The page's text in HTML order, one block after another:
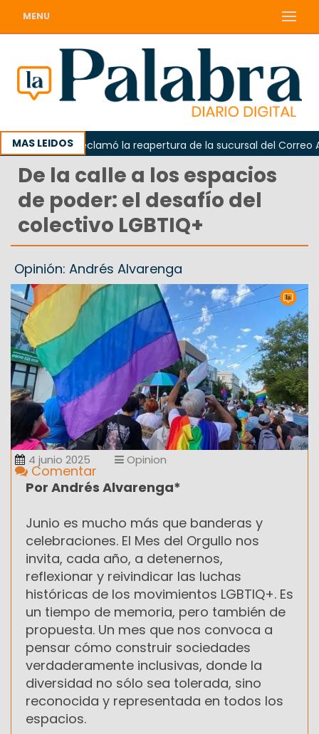
MENU
MAS LEIDOS
Odarda reclamó la reapertura de la sucursal del Correo
De la calle a los espacios
de poder: el desafío del
colectivo LGBTIQ+
Opinión: Andrés Alvarenga
4 junio 2025 Opinion
Comentar
Por Andrés Alvarenga*
Junio es mucho más que banderas y
celebraciones. El Mes del Orgullo nos
invita, cada año, a detenernos,
reflexionar y reivindicar las luchas
históricas de los movimientos LGBTIQ+. Es
un tiempo de memoria, pero también de
propuesta. Un mes que nos convoca a
pensar cómo construir sociedades
verdaderamente inclusivas, donde la
diversidad no sólo sea tolerada, sino
reconocida y representada en todos los
espacios.